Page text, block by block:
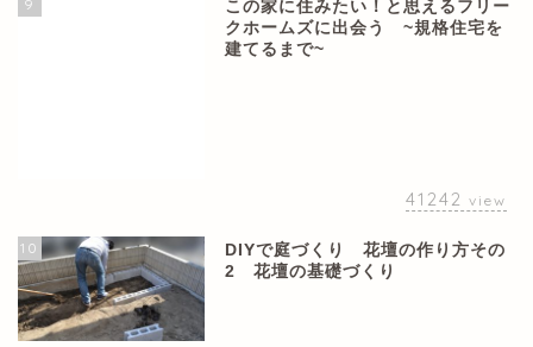
9
この家に住みたい！と思えるフリー
クホームズに出会う ~規格住宅を
建てるまで~
41242 view
10
DIYで庭づくり 花壇の作り方その
2 花壇の基礎づくり